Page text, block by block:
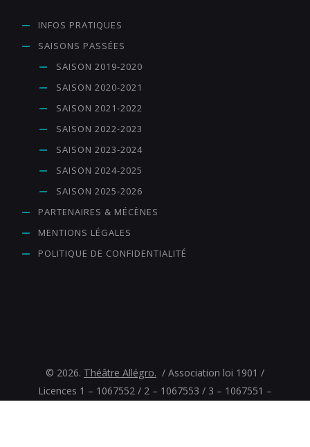
INFOS PRATIQUES
SAISONS PASSÉES
SAISON 2019-2020
SAISON 2020-2021
SAISON 2021-2022
SAISON 2022-2023
SAISON 2023-2024
SAISON 2024-2025
SAISON 2025-2026
PARTENAIRES & MÉCÈNES
MENTIONS LÉGALES
POLITIQUE DE CONFIDENTIALITÉ
© 2026. Théâtre Allégro. / Association loi 1901 /
Licences 1 – 1067552 / 2 – 1067553 / 3 – 1067551 –